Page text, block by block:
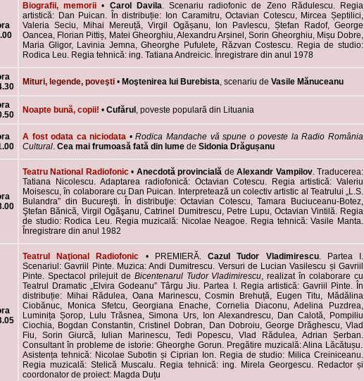
Biografii, memorii • Carol Davila. Scenariu radiofonic de Zeno Rădulescu. Regia
artistică: Dan Puican. În distribuție: Ion Caramitru, Octavian Cotescu, Mircea Șeptilici,
Valeria Seciu, Mihai Mereuță, Virgil Ogășanu, Ion Pavlescu, Ștefan Radof, George
Oancea, Florian Pittiș, Matei Gheorghiu, Alexandru Arșinel, Sorin Gheorghiu, Mișu Dobre,
Maria Gligor, Lavinia Jemna, Gheorghe Pufulete, Răzvan Costescu. Regia de studio:
Rodica Leu. Regia tehnică: ing. Tatiana Andreicic. Înregistrare din anul 1978
Mituri, legende, poveşti • Moştenirea lui Burebista, scenariu de Vasile Mănuceanu
Noapte bună, copii! • Cufărul , poveste populară din Lituania
A fost odata ca niciodata •Rodica Mandache vă spune o poveste la Radio România
Cultural. Cea mai frumoasă fată din lume de Sidonia Drăgușanu
Teatru National Radiofonic • Anecdotă provincială deAlexandr Vampilov. Traducerea:
Tatiana Nicolescu. Adaptarea radiofonică: Octavian Cotescu. Regia artistică: Valeriu
Moisescu, în colaborare cu Dan Puican. Interpretează un colectiv artistic al Teatrului „L.S.
Bulandra” din Bucureşti. În distribuţie: Octavian Cotescu, Tamara Buciuceanu-Botez,
Ştefan Bănică, Virgil Ogăşanu, Catrinel Dumitrescu, Petre Lupu, Octavian Vintilă. Regia
de studio: Rodica Leu. Regia muzicală: Nicolae Neagoe. Regia tehnică: Vasile Manta.
Înregistrare din anul 1982
Teatrul Naţional Radiofonic • PREMIERĂ.Cazul Tudor Vladimirescu. Partea I.
Scenariul: Gavriil Pinte. Muzica: Andi Dumitrescu. Versuri de Lucian Vasilescu și Gavriil
Pinte. Spectacol prilejuit de Bicentenarul Tudor Vladimirescu, realizat în colaborare cu
Teatrul Dramatic „Elvira Godeanu” Târgu Jiu. Partea I. Regia artistică: Gavriil Pinte. În
distribuție: Mihai Rădulea, Oana Marinescu, Cosmin Brehuță, Eugen Titu, Mădălina
Ciobănuc, Monica Sfetcu, Georgiana Enache, Cornelia Diaconu, Adelina Puzdrea,
Luminița Șorop, Lulu Trăsnea, Simona Urs, Ion Alexandrescu, Dan Calotă, Pompiliu
Ciochia, Bogdan Constantin, Cristinel Dobran, Dan Dobroiu, George Drăghescu, Vlad
Fiu, Sorin Giurcă, Iulian Marinescu, Tedi Popescu, Vlad Rădulea, Adrian Șerban.
Consultant în probleme de istorie: Gheorghe Gorun. Pregătire muzicală: Alina Lăcătușu.
Asistența tehnică: Nicolae Subotin și Ciprian Ion. Regia de studio: Milica Creiniceanu.
Regia muzicală: Stelică Muscalu. Regia tehnică: ing. Mirela Georgescu. Redactor și
coordonator de proiect: Magda Duțu